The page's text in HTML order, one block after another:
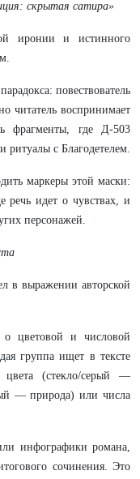
скрытая сатира»
иронии и истинного
повествователь
читатель воспринимает
фрагменты, где Д-503
ритуалы с Благодетелем.
маркеры этой маски:
речь идет о чувствах, и
персонажей.
в выражении авторской
о цветовой и числовой
группа ищет в тексте
цвета (стекло/серый —
— природа) или числа
инфографики романа,
сочинения. Это